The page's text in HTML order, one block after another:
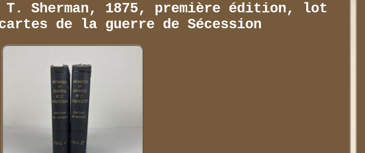
T. Sherman, 1875, première édition, lot
de la guerre de Sécession